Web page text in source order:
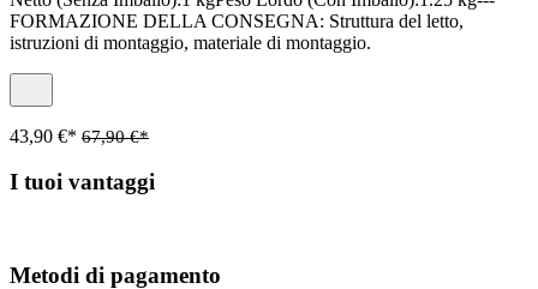
FORMAZIONE DELLA CONSEGNA: Struttura del letto,
istruzioni di montaggio, materiale di montaggio.
43,90 €* 67,90 €*
I tuoi vantaggi
Metodi di pagamento